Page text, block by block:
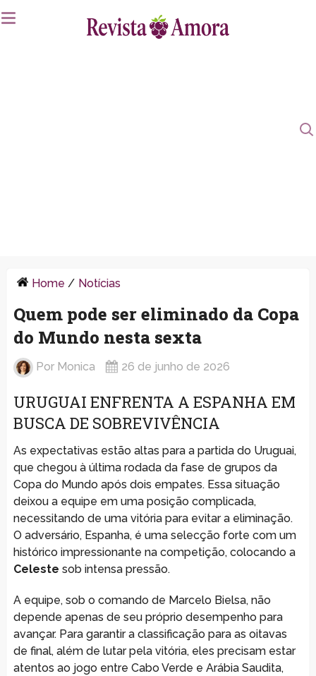
Home / Notícias
Quem pode ser eliminado da Copa
do Mundo nesta sexta
Por Monica 26 de junho de 2026
URUGUAI ENFRENTA A ESPANHA EM
BUSCA DE SOBREVIVÊNCIA
As expectativas estão altas para a partida do Uruguai,
que chegou à última rodada da fase de grupos da
Copa do Mundo após dois empates. Essa situação
deixou a equipe em uma posição complicada,
necessitando de uma vitória para evitar a eliminação.
O adversário, Espanha, é uma selecção forte com um
histórico impressionante na competição, colocando a
Celeste sob intensa pressão.
A equipe, sob o comando de Marcelo Bielsa, não
depende apenas de seu próprio desempenho para
avançar. Para garantir a classificação para as oitavas
de final, além de lutar pela vitória, eles precisam estar
atentos ao jogo entre Cabo Verde e Arábia Saudita,